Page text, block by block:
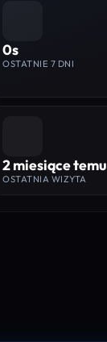
0s
OSTATNIE 7 DNI
2 miesiące temu
OSTATNIA WIZYTA